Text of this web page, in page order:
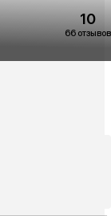
10
66 отзывов